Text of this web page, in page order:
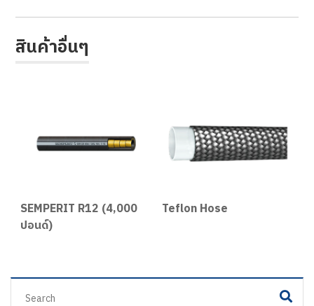
สินค้าอื่นๆ
SEMPERIT R12 (4,000
ปอนด์)
Teflon Hose